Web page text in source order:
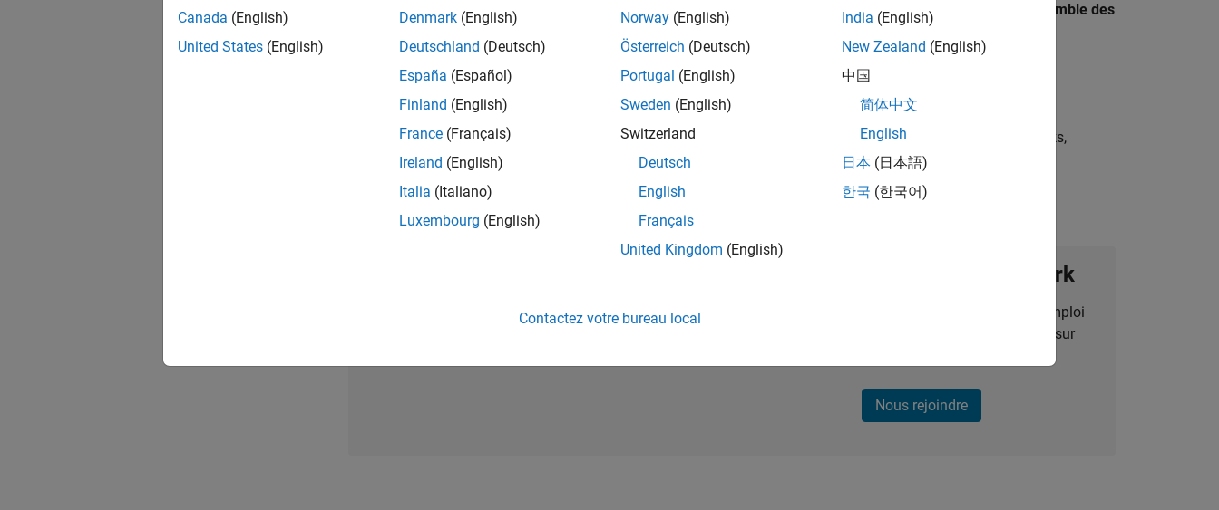
Les descriptions de poste n’ont pas toutes été traduites. Effectuez une recherche par lieu pour trouver l’ensemble des
opportunités de votre région.
Senior Software Quality Engineer
Senior Software Quality Engineer
FR-Meudon| Ingénierie de la qualité | Expérimenté(e)
Leverage your C/C++ development skills to design and develop test strategies, scalable test frameworks,
automated test suites, Hands-on testing for Polyspace.
Rejoignez notre Talent Network
Recevez des alertes pour des opportunités d'emploi
personnalisées, des articles et des actualités sur
Nous rejoindre
Canada (English)
United States (English)
Denmark (English)
Deutschland (Deutsch)
España (Español)
Finland (English)
France (Français)
Ireland (English)
Italia (Italiano)
Luxembourg (English)
Norway (English)
Österreich (Deutsch)
Portugal (English)
Sweden (English)
Switzerland
Deutsch
English
Français
United Kingdom (English)
India (English)
New Zealand (English)
中国
简体中文
English
日本 (日本語)
한국 (한국어)
Contactez votre bureau local